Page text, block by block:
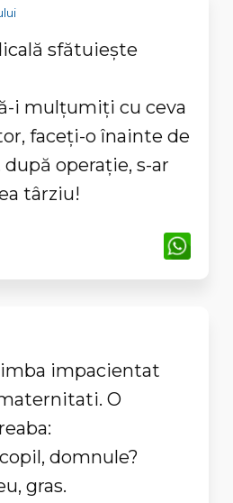
sfătuiește
i mulțumiți cu ceva
faceți-o înainte de
operație, s-ar
târziu!
impacientat
O
domnule?
gras.